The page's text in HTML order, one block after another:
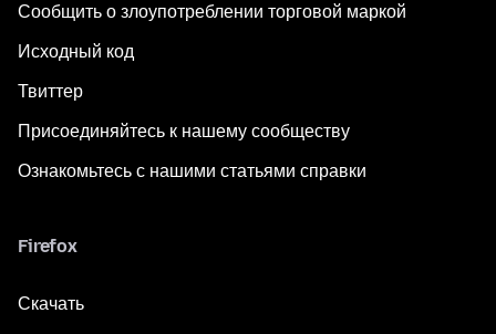
Сообщить о злоупотреблении торговой маркой
Исходный код
Твиттер
Присоединяйтесь к нашему сообществу
Ознакомьтесь с нашими статьями справки
Firefox
Скачать